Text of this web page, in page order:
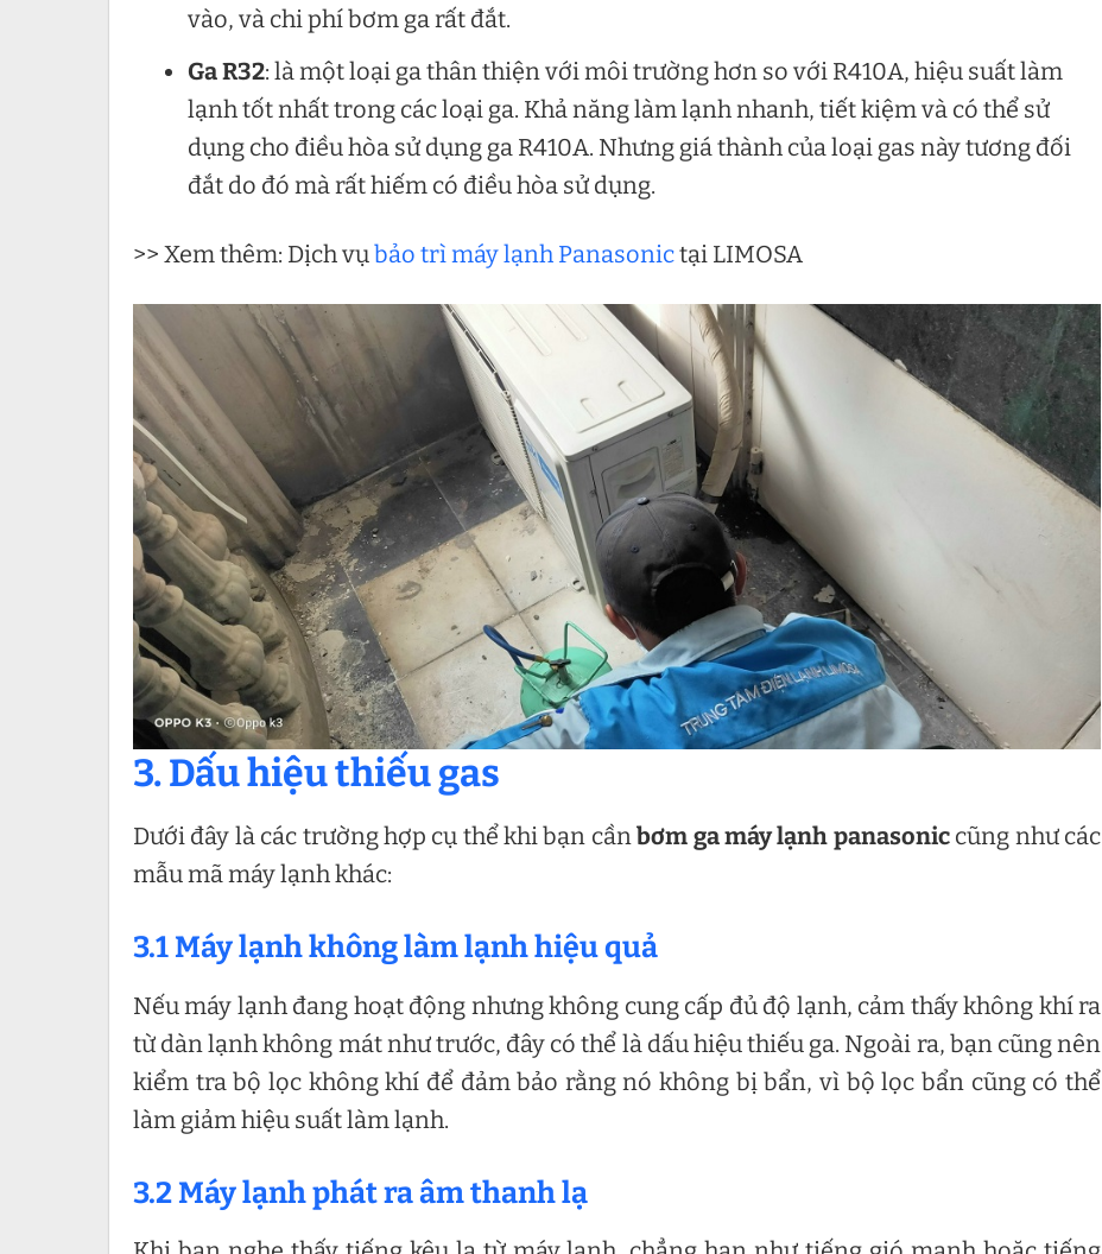
vào, và chi phí bơm ga rất đắt.
Ga R32: là một loại ga thân thiện với môi trường hơn so với R410A, hiệu suất làm
lạnh tốt nhất trong các loại ga. Khả năng làm lạnh nhanh, tiết kiệm và có thể sử
dụng cho điều hòa sử dụng ga R410A. Nhưng giá thành của loại gas này tương đối
đắt do đó mà rất hiếm có điều hòa sử dụng.
>> Xem thêm: Dịch vụbảo trì máy lạnh Panasonictại LIMOSA
3. Dấu hiệu thiếu gas
Dưới đây là các trường hợp cụ thể khi bạn cầnbơm ga máy lạnh panasoniccũng như các
mẫu mã máy lạnh khác:
3.1 Máy lạnh không làm lạnh hiệu quả
Nếu máy lạnh đang hoạt động nhưng không cung cấp đủ độ lạnh, cảm thấy không khí ra
từ dàn lạnh không mát như trước, đây có thể là dấu hiệu thiếu ga. Ngoài ra, bạn cũng nên
kiểm tra bộ lọc không khí để đảm bảo rằng nó không bị bẩn, vì bộ lọc bẩn cũng có thể
làm giảm hiệu suất làm lạnh.
3.2 Máy lạnh phát ra âm thanh lạ